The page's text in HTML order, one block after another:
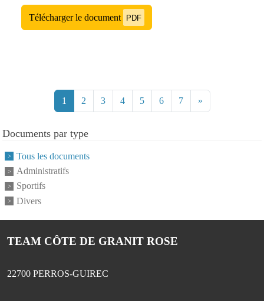
Télécharger le document PDF
1 2 3 4 5 6 7 »
Documents par type
Tous les documents
Administratifs
Sportifs
Divers
TEAM CÔTE DE GRANIT ROSE
22700 PERROS-GUIREC